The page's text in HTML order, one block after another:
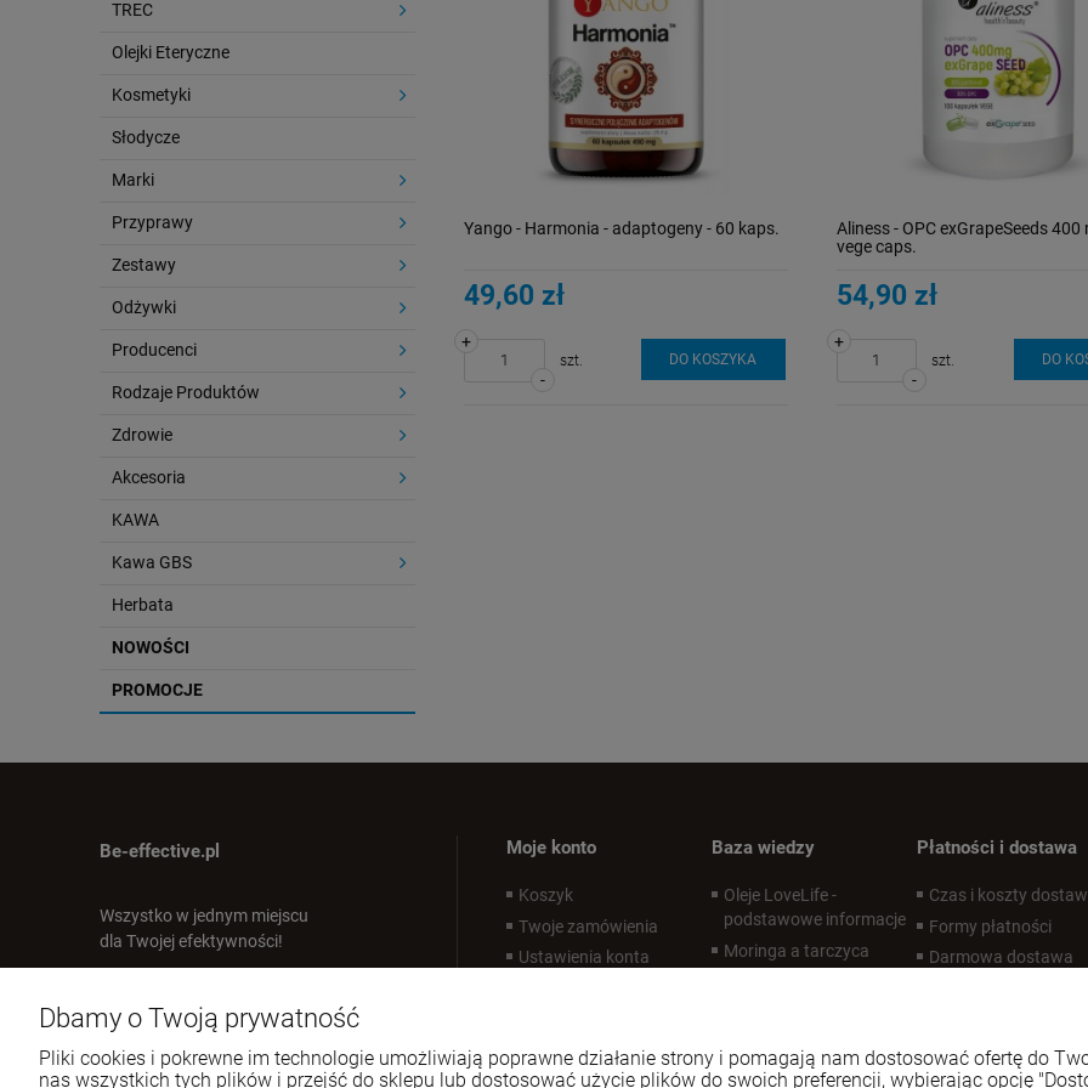
TREC
Olejki Eteryczne
Kosmetyki
Słodycze
Marki
Przyprawy
Zestawy
Odżywki
Producenci
Rodzaje Produktów
Zdrowie
Akcesoria
KAWA
Kawa GBS
Herbata
NOWOŚCI
PROMOCJE
Yango - Harmonia - adaptogeny - 60 kaps.
49,60 zł
-
+
szt. DO KOSZYKA
Aliness - OPC exGrapeSeeds 400
vege caps.
54,90 zł
-
+
szt. DO
Be-effective.pl
Wszystko w jednym miejscu
dla Twojej efektywności!
E-mail:
sklep@be-effective.pl
Moje konto
Koszyk
Twoje zamówienia
Ustawienia konta
Baza wiedzy
Oleje LoveLife -
podstawowe informacje
Moringa a tarczyca
Zdrowe oczy
Płatności i dostawa
Czas i koszty
Formy płatności
Darmowa dostawa
Dbamy o Twoją prywatność
Pliki cookies i pokrewne im technologie umożliwiają poprawne działanie strony i pomagają nam dostosować ofertę do
nas wszystkich tych plików i przejść do sklepu lub dostosować użycie plików do swoich preferencji, wybierając opcję